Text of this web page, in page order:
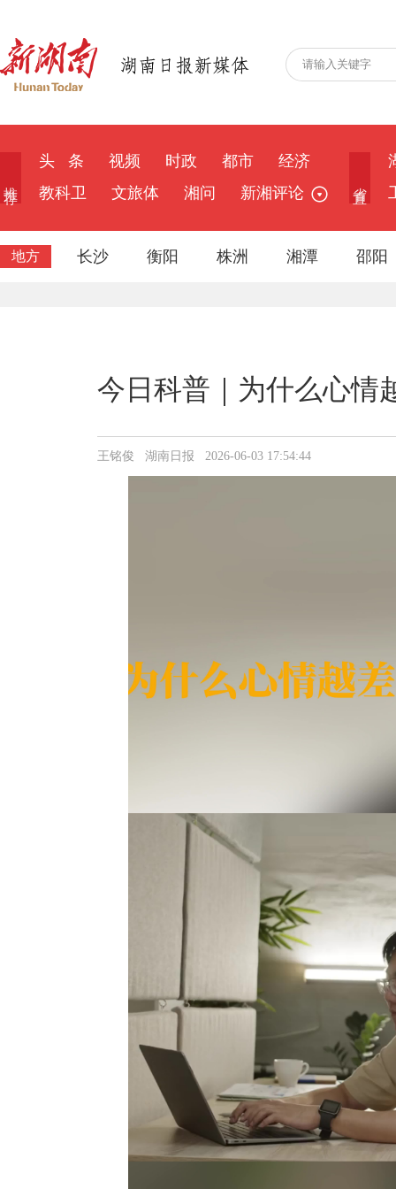
头 条 视频 时政 都市
经济
教科卫
文旅体 湘问 新湘评论
地方 长沙 衡阳 株洲 湘潭 邵阳
今日科普｜为什么心情
王铭俊 湖南日报 2026-06-03 17:54:44